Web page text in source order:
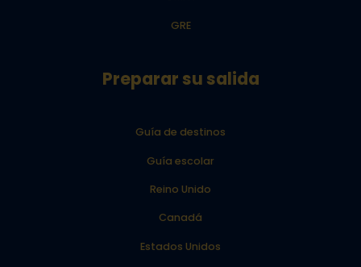
GRE
Preparar su salida
Guía de destinos
Guía escolar
Reino Unido
Canadá
Estados Unidos